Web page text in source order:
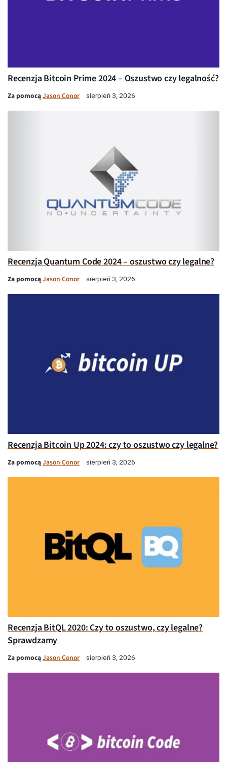
Recenzja Bitcoin Prime 2024 – Oszustwo czy legalność?
Za pomocąJason Conor sierpień 3, 2026
Recenzja Quantum Code 2024 – oszustwo czy legalne?
Za pomocąJason Conor sierpień 3, 2026
Recenzja Bitcoin Up 2024: czy to oszustwo czy legalne?
Za pomocąJason Conor sierpień 3, 2026
Recenzja BitQL 2020: Czy to oszustwo, czy legalne?
Sprawdzamy
Za pomocąJason Conor sierpień 3, 2026